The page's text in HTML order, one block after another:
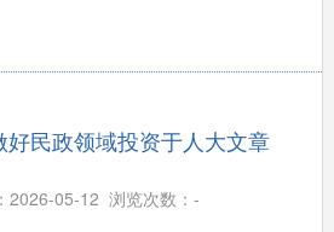
好民政领域投资于人大文章
2026-05-12 浏览次数：-